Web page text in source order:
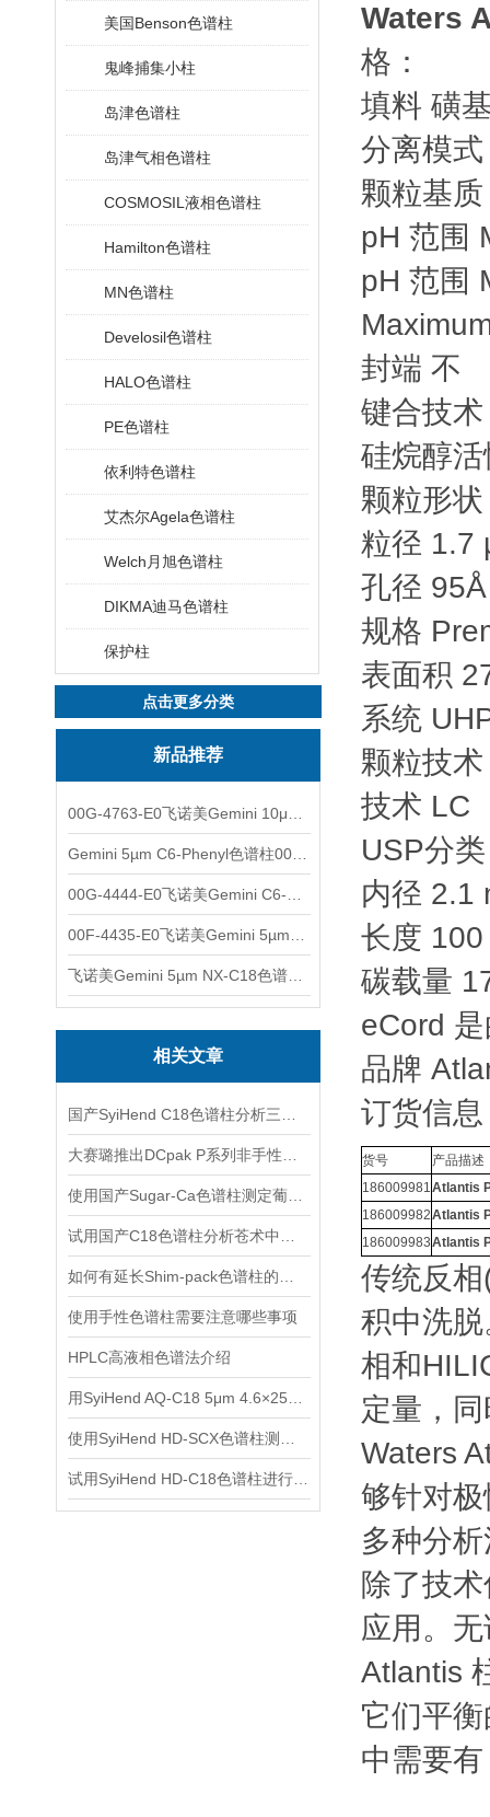
美国Benson色谱柱
鬼峰捕集小柱
岛津色谱柱
岛津气相色谱柱
COSMOSIL液相色谱柱
Hamilton色谱柱
MN色谱柱
Develosil色谱柱
HALO色谱柱
PE色谱柱
依利特色谱柱
艾杰尔Agela色谱柱
Welch月旭色谱柱
DIKMA迪马色谱柱
保护柱
点击更多分类
新品推荐
相关文章
使用手性色谱柱需要注意哪些事项
HPLC高液相色谱法介绍
Waters
格：
填料 磺
分离模
颗粒基
pH 范围
pH 范围
封端 不
键合技
硅烷醇
颗粒形
粒径 1.7
孔径 95Å
规格
表面积
系统
颗粒技
技术 LC
USP分
内径 2.1
长度 100
碳载量
eCord
品牌
订货信息
货号
产品描述
186009981Atlantis
186009982Atlantis
186009983Atlantis
传统反
积中洗
相和
定量，
Waters
够针对
多种分
除了技
应用。
Atlantis
它们平
中需要